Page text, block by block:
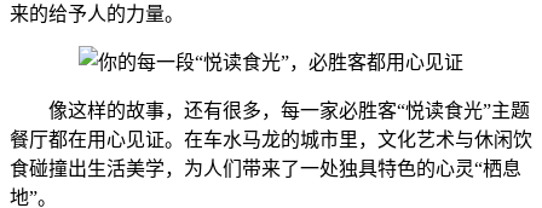
来的给予人的力量。
像这样的故事，还有很多，每一家必胜客“悦读食光”主题
餐厅都在用心见证。在车水马龙的城市里，文化艺术与休闲饮
食碰撞出生活美学，为人们带来了一处独具特色的心灵“栖息
地”。